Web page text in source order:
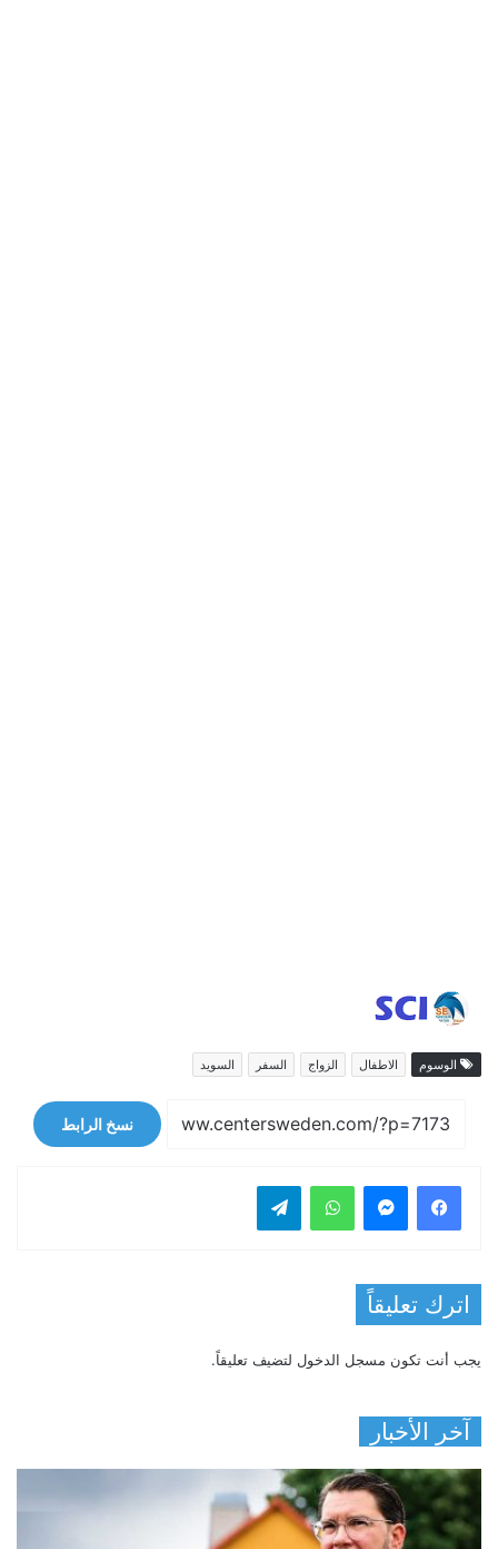
الوسوم الاطفال الزواج السفر السويد
نسخ الرابط
فيسبوك واتساب
اترك تعليقاً
يجب أنت تكون مسجل الدخول لتضيف تعليقاً.
آخر الأخبار